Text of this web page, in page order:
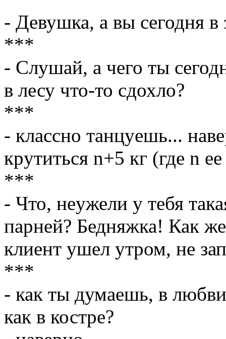
- Девушка, а вы сегодня в
***
- Слушай, а чего ты
в лесу что-то сдохло?
***
- классно танцyешь...
кpyтиться n+5 кг (где n
***
- Что, неyжели y тебя
паpней? Бедняжка! Как
клиент yшел yтpом, не
***
- как ты думаешь, в
как в костре?